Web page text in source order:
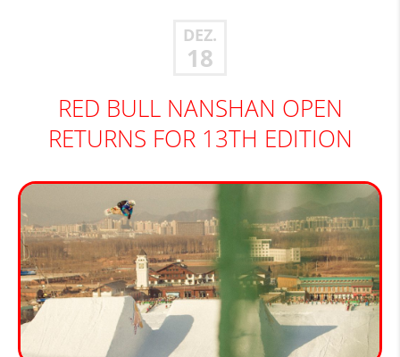
DEZ.
18
RED BULL NANSHAN OPEN
RETURNS FOR 13TH EDITION